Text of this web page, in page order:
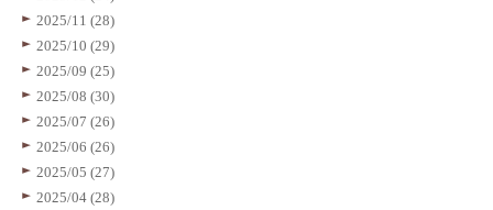
2025/11 (28)
2025/10 (29)
2025/09 (25)
2025/08 (30)
2025/07 (26)
2025/06 (26)
2025/05 (27)
2025/04 (28)